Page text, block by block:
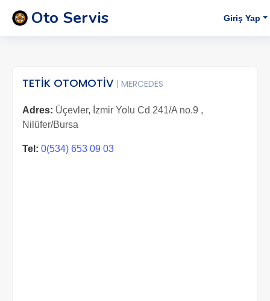
Oto Servis Giriş Yap
TETİK OTOMOTİV | MERCEDES
Adres: Üçevler, İzmir Yolu Cd 241/A no.9 ,
Nilüfer/Bursa
Tel: 0(534) 653 09 03